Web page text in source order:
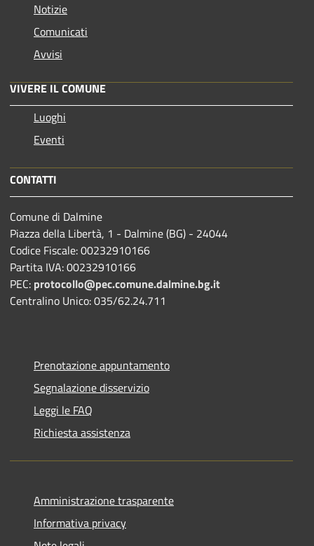
Notizie
Comunicati
Avvisi
VIVERE IL COMUNE
Luoghi
Eventi
CONTATTI
Comune di Dalmine
Piazza della Libertà, 1 - Dalmine (BG) - 24044
Codice Fiscale: 00232910166
Partita IVA: 00232910166
PEC: protocollo@pec.comune.dalmine.bg.it
Centralino Unico: 035/62.24.711
Prenotazione appuntamento
Segnalazione disservizio
Leggi le FAQ
Richiesta assistenza
Amministrazione trasparente
Informativa privacy